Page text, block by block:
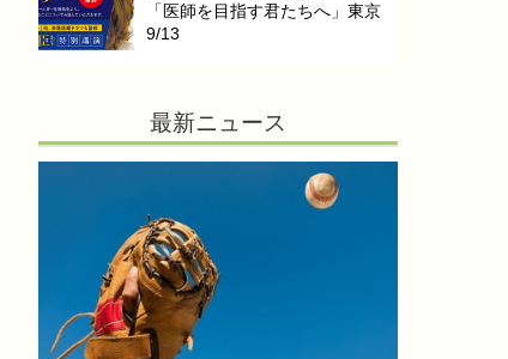
「医師を目指す君たちへ」東京
9/13
最新ニュース